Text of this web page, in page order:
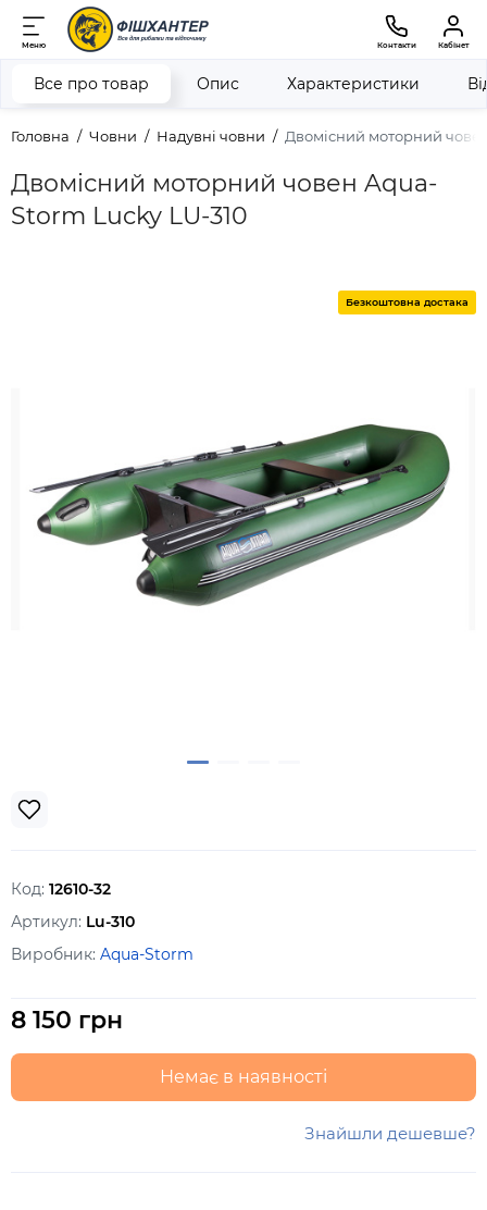
Меню Контакти Кабінет
Головна Човни Надувні човни Двомісний моторний
Двомісний моторний човен Aqua-
Storm Lucky LU-310
Все про товар Опис Характеристики
Безкоштовна достака
Код: 12610-32
Артикул: Lu-310
Виробник: Aqua-Storm
8 150 грн
Немає в наявності
Знайшли дешевше?